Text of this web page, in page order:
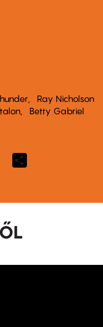
Ray Nicholson
Betty Gabriel